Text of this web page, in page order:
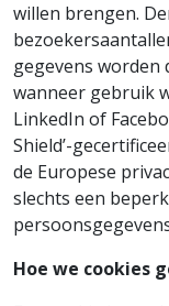
willen brengen.
gegevens worden
wanneer gebruik
LinkedIn of
Shield’-
de Europese
slechts een
Hoe we cookies